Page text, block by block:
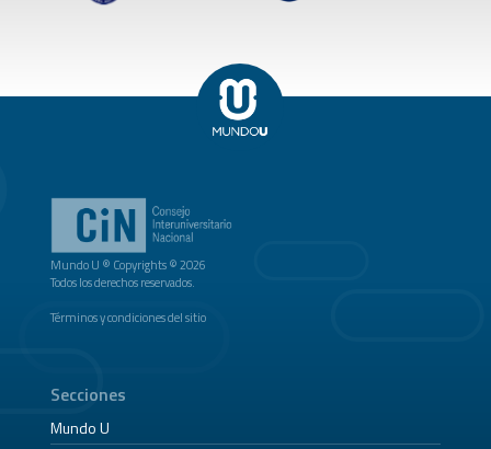
Mundo U ® Copyrights © 2026
Todos los derechos reservados.
Términos y condiciones del sitio
Secciones
Mundo U